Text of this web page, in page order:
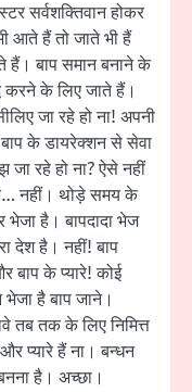
सर्वशक्तिवान होकर
आते हैं तो जाते भी हैं
हैं। बाप समान बनाने के
करने के लिए जाते हैं।
जा रहे हो ना! अपनी
के डायरेक्शन से सेवा
रहे हो ना? ऐसे नहीं
नहीं। थोड़े समय के
भेजा है। बापदादा भेज
देश है। नहीं! बाप
बाप के प्यारे! कोई
है बाप जाने।
तब तक के लिए निमित्त
प्यारे हैं ना। बन्धन
है। अच्छा।